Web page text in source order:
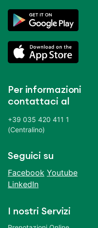
Per informazioni
contattaci al
+39 035 420 411 1
(Centralino)
Seguici su
Facebook Youtube
LinkedIn
I nostri Servizi